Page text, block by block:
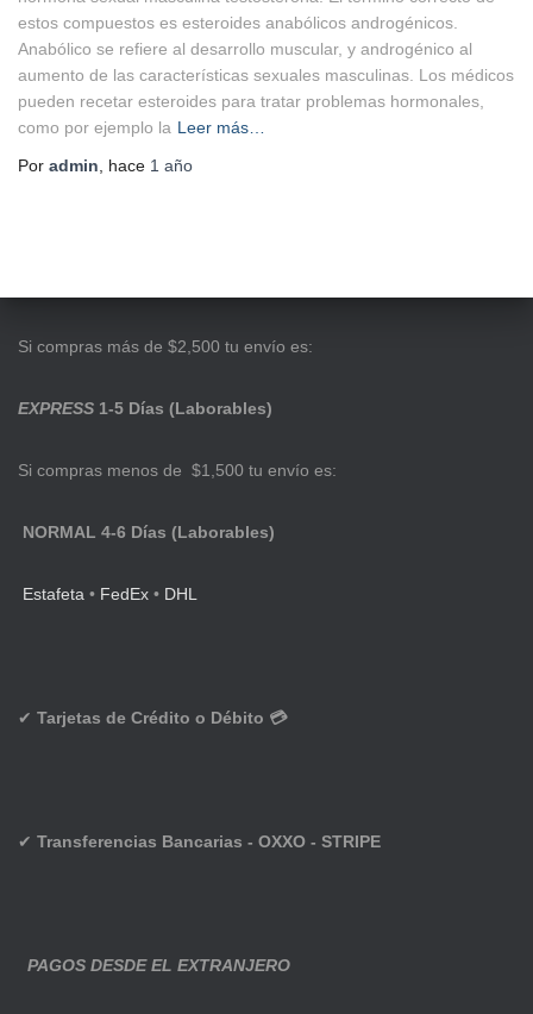
estos compuestos es esteroides anabólicos androgénicos.
Anabólico se refiere al desarrollo muscular, y androgénico al
aumento de las características sexuales masculinas. Los médicos
pueden recetar esteroides para tratar problemas hormonales,
como por ejemplo la Leer más…
Por admin , hace 1 año
Si compras más de $2,500 tu envío es:
EXPRESS 1-5 Días (Laborables)
Si compras menos de $1,500 tu envío es:
NORMAL 4-6 Días (Laborables)
Estafeta • FedEx • DHL
✔ Tarjetas de Crédito o Débito 💳
✔ Transferencias Bancarias - OXXO - STRIPE
PAGOS DESDE EL EXTRANJERO